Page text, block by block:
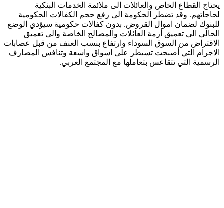
يحتاج القطاع الخاص والعائلات الى ملائمة الخدمات البنكية
لحاجاتهم. وقد تضطر الحكومة الى رفع حجم الكفالات الحكومية
للبنوك لضمان اموال القروض. بدون كفالات حكومية سيؤدي الوضع
الحالي الى تعميق أزمة العائلات والمصالح الخاصة والى تعميق
الاقتراض من السوق السوداء وارتفاع بنسب العنف من قبل عصابات
الاجرام التي أصبحت تسيطر على اسواق واسعة وتنافس المصارف
الرسمية التي تتقاعس بتعاملها مع المجتمع العربي.